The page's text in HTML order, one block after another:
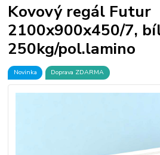
Kovový regál Futur
2100x900x450/7,
250kg/pol.lamino
Novinka Doprava ZDARMA